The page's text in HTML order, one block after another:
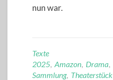
nun war.
Texte
2025 Amazon Drama
Sammlung, Theaterstück